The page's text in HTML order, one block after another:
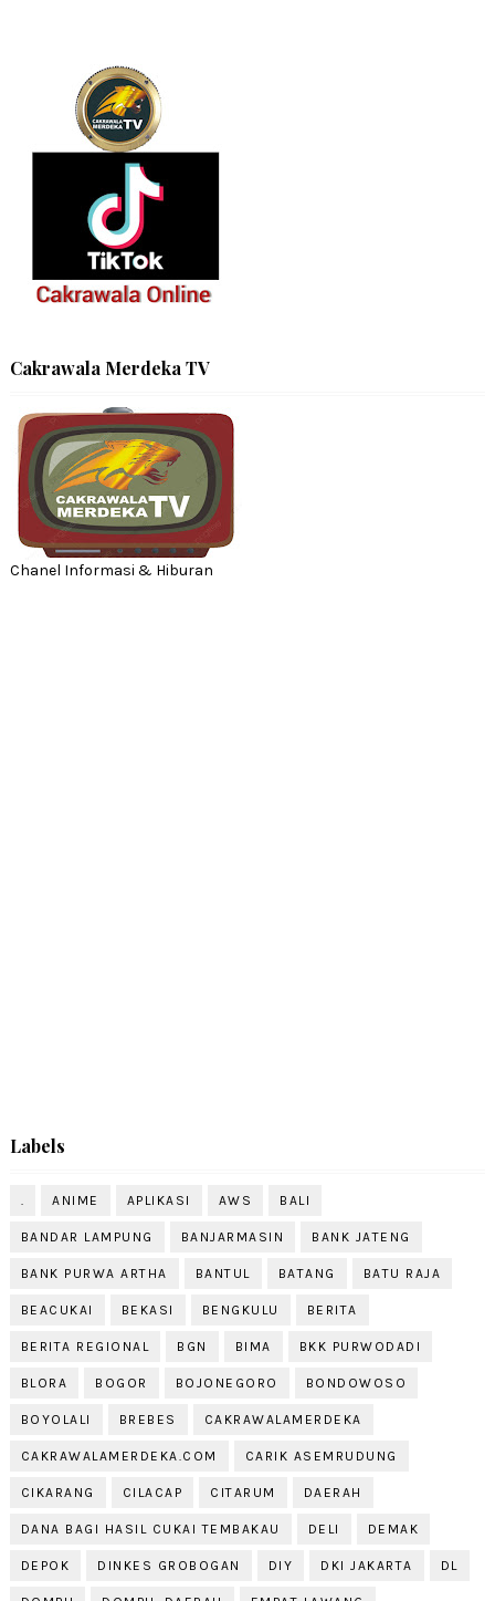
Cakrawala Merdeka TV
Chanel Informasi & Hiburan
Labels
ANIME APLIKASI AWS BALI
BANDAR LAMPUNG BANJARMASIN BANK JATENG
BANK PURWA ARTHA BANTUL BATANG BATU RAJA
BEACUKAI BEKASI BENGKULU BERITA
BERITA REGIONAL BGN BIMA BKK PURWODADI
BLORA BOGOR BOJONEGORO BONDOWOSO
BOYOLALI BREBES CAKRAWALAMERDEKA
CAKRAWALAMERDEKA.COM CARIK ASEMRUDUNG
CIKARANG CILACAP CITARUM DAERAH
DANA BAGI HASIL CUKAI TEMBAKAU DELI DEMAK
DEPOK DINKES GROBOGAN DIY DKI JAKARTA DL